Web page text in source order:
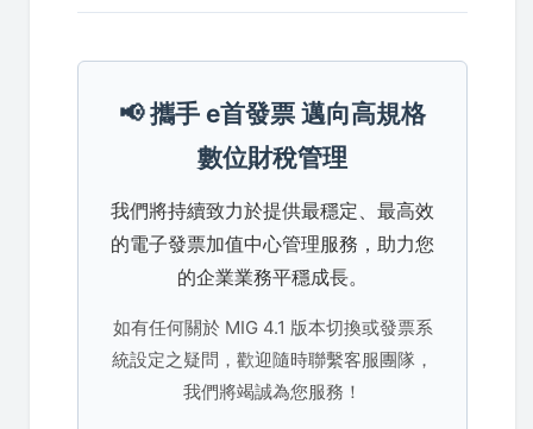
📢 攜手 e首發票 邁向高規格
數位財稅管理
我們將持續致力於提供最穩定、最高效
的電子發票加值中心管理服務，助力您
的企業業務平穩成長。
如有任何關於 MIG 4.1 版本切換或發票系
統設定之疑問，歡迎隨時聯繫客服團隊，
我們將竭誠為您服務！